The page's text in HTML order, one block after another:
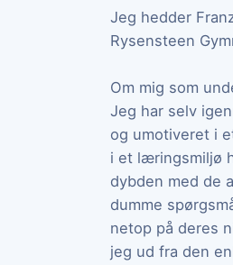
Jeg hedder
Rysensteen
Om mig som
Jeg har selv
og umotiveret i
i et læringsmiljø
dybden med de
dumme
netop på deres
jeg ud fra den